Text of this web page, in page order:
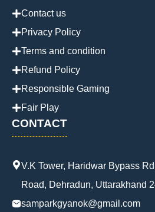
Contact us
Privacy Policy
Terms and condition
Refund Policy
Responsible Gaming
Fair Play
CONTACT
V.K Tower, Haridwar Bypass
Road, Dehradun, Uttarakhand
samparkgyanok@gmail.com